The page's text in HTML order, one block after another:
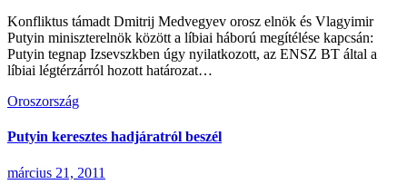
Konfliktus támadt Dmitrij Medvegyev orosz elnök és Vlagyimir
Putyin miniszterelnök között a líbiai háború megítélése kapcsán:
Putyin tegnap Izsevszkben úgy nyilatkozott, az ENSZ BT által a
líbiai légtérzárról hozott határozat…
Oroszország
Putyin keresztes hadjáratról beszél
március 21, 2011